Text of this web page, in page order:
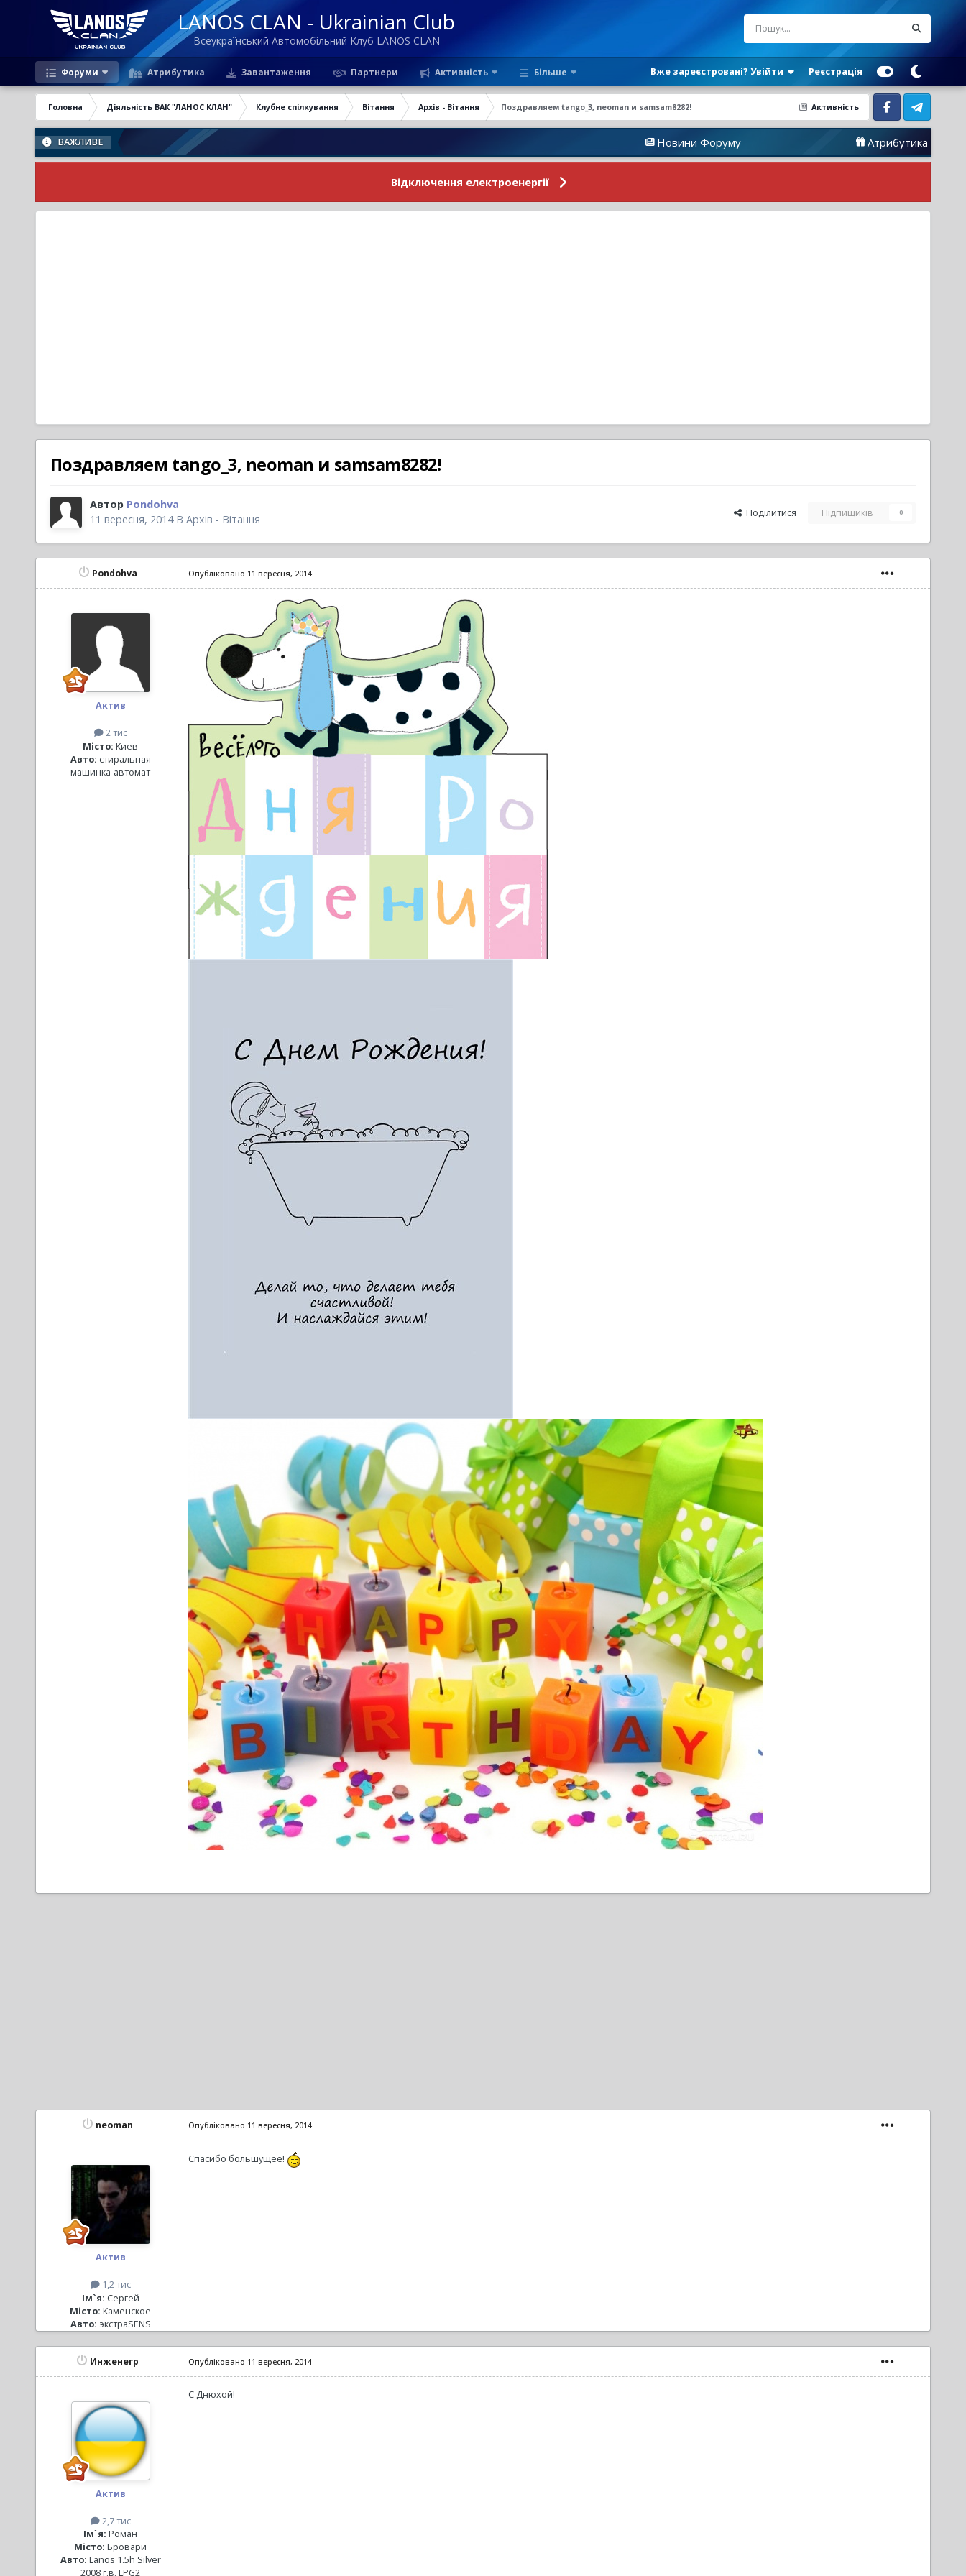
LANOS CLAN - Ukrainian Club
Всеукраїнський Автомобільний Клуб LANOS CLAN
Форуми Атрибутика Завантаження Партнери Активність Більше Вже зареєстровані? Увійти Реєстрація
Активність
Головна Діяльність ВАК "ЛАНОС КЛАН" Клубне спілкування Вітання Архів - Вітання Поздравляем tango_3, neoman и samsam8282!
Facebook Telegram
ВАЖЛИВЕ Новини Форуму
Відключення електроенергії
Поздравляем tango_3, neoman и samsam8282!
Автор Pondohva
11 вересня, 2014В Архів - Вітання Поділитися Підпищиків 0
Pondohva
Актив
2 тис
Місто: Киев
Авто: стиральная
машинка-автомат
Опубліковано 11 вересня, 2014
neoman
Актив
1,2 тис
Ім`я: Сергей
Місто: Каменское
Авто: экстраSENS
Опубліковано 11 вересня, 2014
Спасибо большущее!
Инженегр
Актив
2,7 тис
Ім`я: Роман
Місто: Бровари
Авто: Lanos 1.5h Silver
2008 г.в. LPG2
Опубліковано 11 вересня, 2014
С Днюхой!